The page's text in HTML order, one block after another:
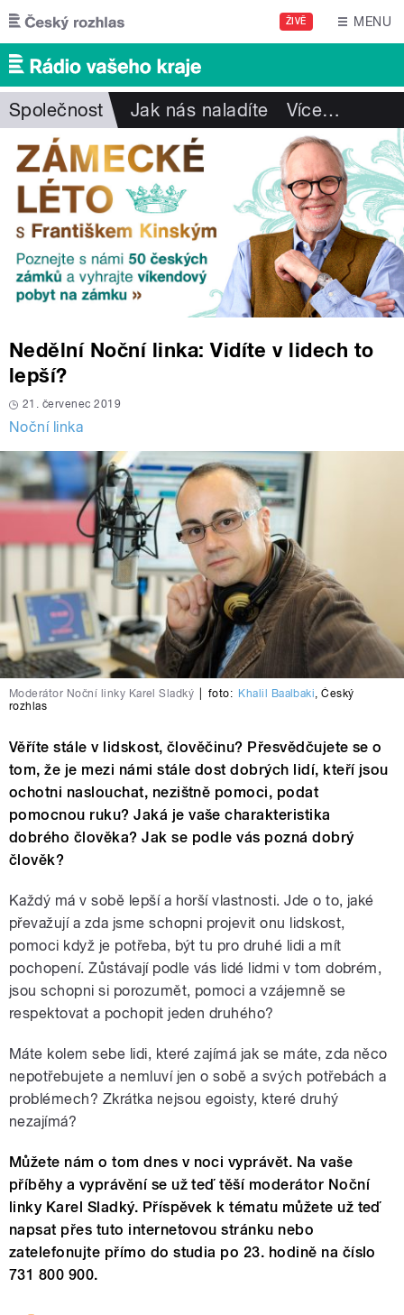
Přejít k hlavnímu obsahu
ŽIVĚ MENU
Společnost Jak nás naladíte Více…
Nedělní Noční linka: Vidíte v lidech to
lepší?
21. červenec 2019
Noční linka
Moderátor Noční linky Karel Sladký foto: Khalil Baalbaki,Český
rozhlas
Věříte stále v lidskost, člověčinu? Přesvědčujete se o
tom, že je mezi námi stále dost dobrých lidí, kteří jsou
ochotni naslouchat, nezištně pomoci, podat
pomocnou ruku? Jaká je vaše charakteristika
dobrého člověka? Jak se podle vás pozná dobrý
člověk?
Každý má v sobě lepší a horší vlastnosti. Jde o to, jaké
převažují a zda jsme schopni projevit onu lidskost,
pomoci když je potřeba, být tu pro druhé lidi a mít
pochopení. Zůstávají podle vás lidé lidmi v tom dobrém,
jsou schopni si porozumět, pomoci a vzájemně se
respektovat a pochopit jeden druhého?
Máte kolem sebe lidi, které zajímá jak se máte, zda něco
nepotřebujete a nemluví jen o sobě a svých potřebách a
problémech? Zkrátka nejsou egoisty, které druhý
nezajímá?
Můžete nám o tom dnes v noci vyprávět. Na vaše
příběhy a vyprávění se už teď těší moderátor Noční
linky Karel Sladký. Příspěvek k tématu můžete už teď
napsat přes tuto internetovou stránku nebo
zatelefonujte přímo do studia po 23. hodině na číslo
731 800 900.